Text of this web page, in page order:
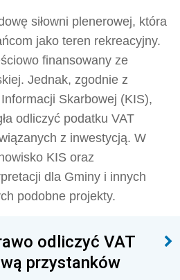
siłowni plenerowej, która
jako teren rekreacyjny.
finansowany ze
Jednak, zgodnie z
Skarbowej (KIS),
odliczyć podatku VAT
z inwestycją. W
KIS oraz
dla Gminy i innych
podobne projekty.
odliczyć VAT
przystanków